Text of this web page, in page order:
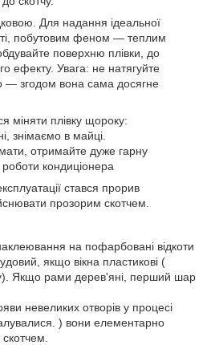
Для надання ідеальної
побутовим феном — теплим
поверхню плівки, до
ефекту. Увага: не натягуйте
— згодом вона сама досягне
міняти плівку щороку:
знімаємо в майці.
отримайте дуже гарну
кондиціонера
стався прорив
прозорим скотчем.
на пофарбовані відкоти
якщо вікна пластикові (
Якщо рами дерев'яні, перший шар
невеликих отворів у процесі
) вони елементарно